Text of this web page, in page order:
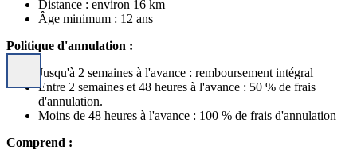
Distance : environ 16 km
Âge minimum : 12 ans
Politique d'annulation :
Jusqu'à 2 semaines à l'avance : remboursement intégral
Entre 2 semaines et 48 heures à l'avance : 50 % de frais
d'annulation.
Moins de 48 heures à l'avance : 100 % de frais d'annulation
Comprend :